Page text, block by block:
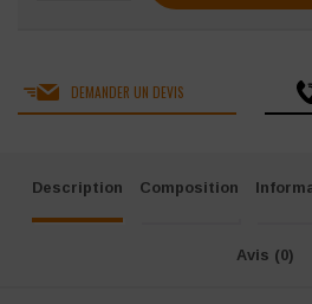
DEMANDER UN DEVIS
Description Composition
Avis (0)